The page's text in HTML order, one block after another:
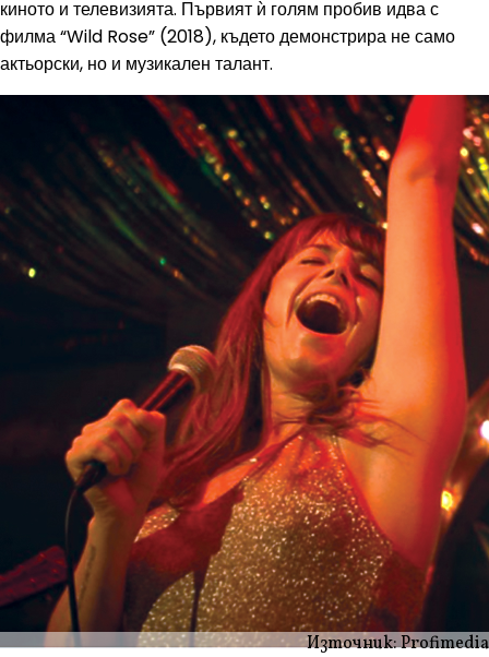
киното и телевизията. Първият ѝ голям пробив идва с
филма “Wild Rose” (2018), където демонстрира не само
актьорски, но и музикален талант.
Източник: Profimedia